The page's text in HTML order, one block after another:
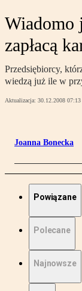
Wiadomo
zapłacą
Przedsiębiorcy,
wiedzą już ile w
Aktualizacja: 30.12.2008 07:13
Joanna Bonecka
Powiązane
Polecane
Najnowsze